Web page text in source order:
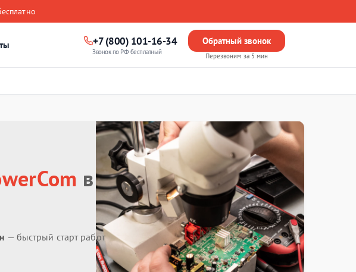
+7 (800) 101-16-34
Звонок по РФ бесплатный
Обратный звонок
Перезвоним за 5 мин
в
— быстрый старт работ